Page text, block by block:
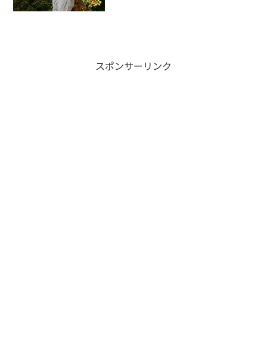
スポンサーリンク